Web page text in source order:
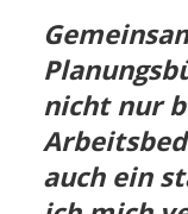
nicht nur
auch ein